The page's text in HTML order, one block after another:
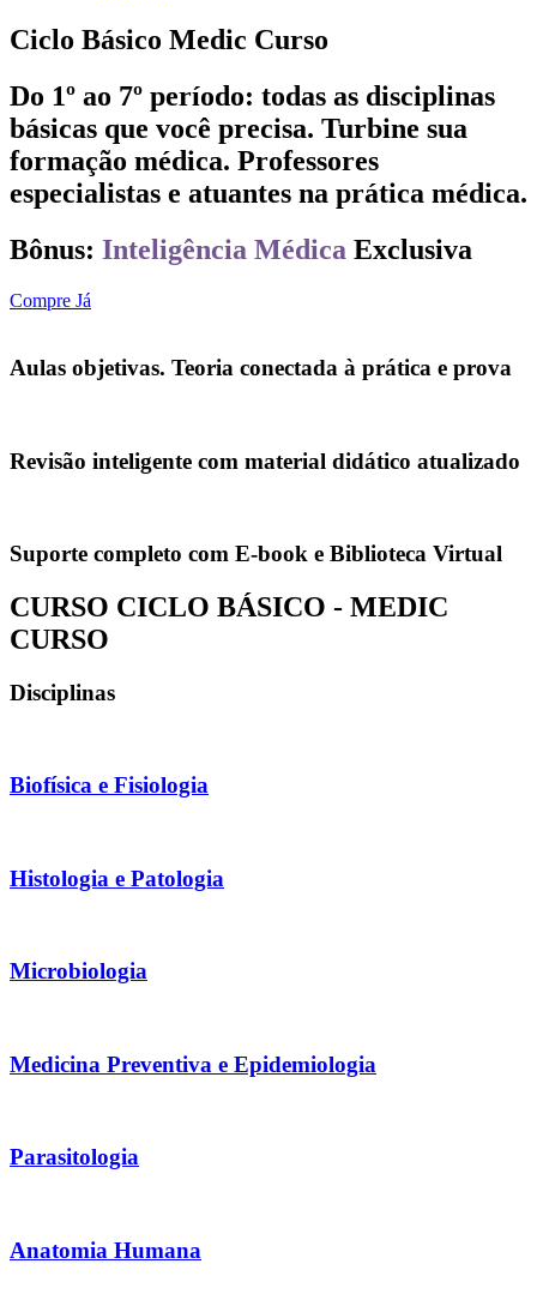
Ciclo Básico Medic Curso
Do 1º ao 7º período: todas as disciplinas
básicas que você precisa. Turbine sua
formação médica. Professores
especialistas e atuantes na prática médica.
Bônus: Inteligência Médica Exclusiva
Compre Já
Aulas objetivas. Teoria conectada à prática e prova
Revisão inteligente com material didático atualizado
Suporte completo com E-book e Biblioteca Virtual
CURSO CICLO BÁSICO - MEDIC
CURSO
Disciplinas
Biofísica e Fisiologia
Histologia e Patologia
Microbiologia
Medicina Preventiva e Epidemiologia
Parasitologia
Anatomia Humana